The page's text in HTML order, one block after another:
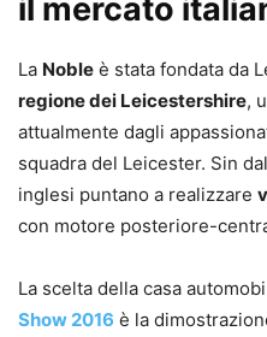
il mercato
La Noble è stata fondata da
regione dei Leicestershire,
attualmente dagli
squadra del Leicester. Sin
inglesi puntano a realizzare
con motore posteriore-
La scelta della casa
Show 2016 è la